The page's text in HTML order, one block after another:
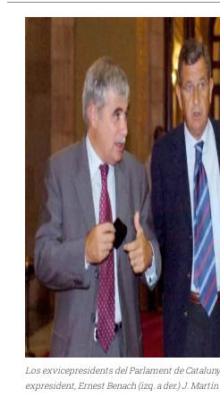
Los exvicepresidents del Parlament de
expresident, Ernest Benach (izq. a der.) J. Martín